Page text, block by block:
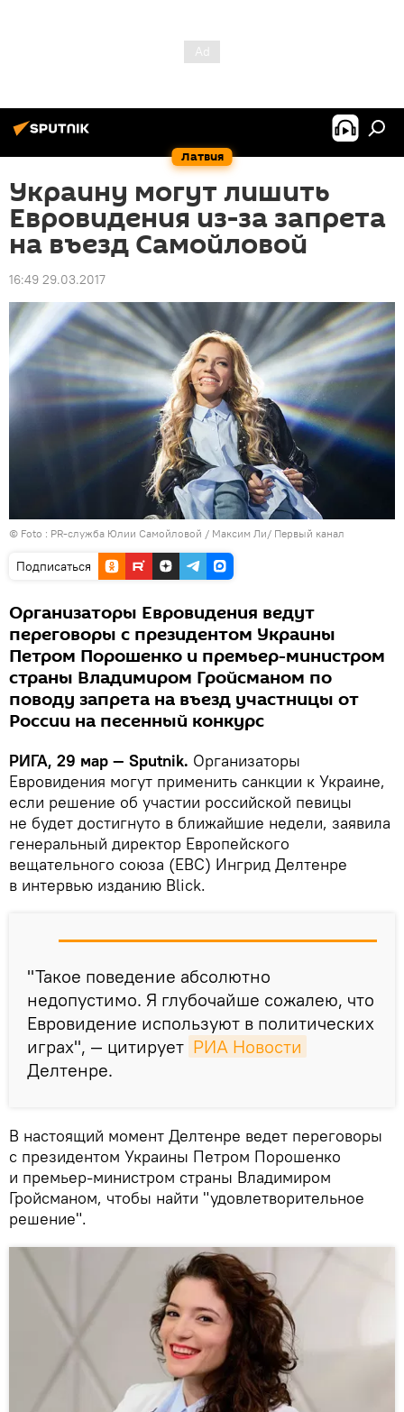
Латвия
Украину могут лишить
Евровидения из-за запрета
на въезд Самойловой
16:49 29.03.2017
© Foto : PR-служба Юлии Самойловой / Максим Ли/ Первый канал
Подписаться
Организаторы Евровидения ведут
переговоры с президентом Украины
Петром Порошенко и премьер-министром
страны Владимиром Гройсманом по
поводу запрета на въезд участницы от
России на песенный конкурс
РИГА, 29 мар — Sputnik. Организаторы
Евровидения могут применить санкции к Украине,
если решение об участии российской певицы
не будет достигнуто в ближайшие недели, заявила
генеральный директор Европейского
вещательного союза (ЕВС) Ингрид Делтенре
в интервью изданию Blick.
"Такое поведение абсолютно
недопустимо. Я глубочайше сожалею, что
Евровидение используют в политических
играх", — цитирует РИА Новости
Делтенре.
В настоящий момент Делтенре ведет переговоры
с президентом Украины Петром Порошенко
и премьер-министром страны Владимиром
Гройсманом, чтобы найти "удовлетворительное
решение".